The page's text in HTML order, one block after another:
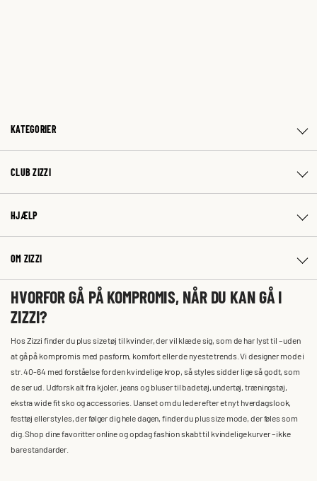
KATEGORIER
CLUB ZIZZI
HJÆLP
OM ZIZZI
HVORFOR GÅ PÅ KOMPROMIS, NÅR DU KAN GÅ I
ZIZZI?
Hos Zizzi finder du plus size tøj til kvinder, der vil klæde sig, som de har lyst til – uden
at gå på kompromis med pasform, komfort eller de nyeste trends. Vi designer mode i
str. 40-64 med forståelse for den kvindelige krop, så styles sidder lige så godt, som
de ser ud. Udforsk alt fra kjoler, jeans og bluser til badetøj, undertøj, træningstøj,
ekstra wide fit sko og accessories. Uanset om du leder efter et nyt hverdagslook,
festtøj eller styles, der følger dig hele dagen, finder du plus size mode, der føles som
dig. Shop dine favoritter online og opdag fashion skabt til kvindelige kurver – ikke
bare standarder.